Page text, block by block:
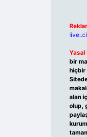
Yasal
bir
hiçbir
alan
olup,